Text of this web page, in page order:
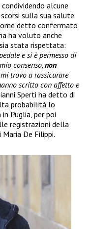
alcune
sulla sua salute.
detto confermato
ha voluto anche
stata rispettata:
e si è permesso di
consenso, non
trovo a rassicurare
scritto con affetto e
Sperti ha detto di
probabilità lo
Puglia, per poi
registrazioni della
De Filippi.